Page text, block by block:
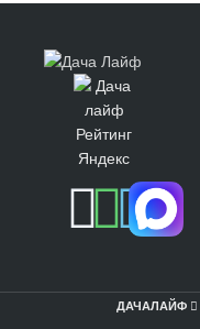
ДАЧАЛАЙФ